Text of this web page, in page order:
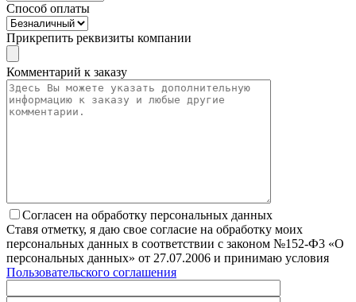
Способ оплаты
Прикрепить реквизиты компании
Комментарий к заказу
Согласен на обработку персональных данных
Ставя отметку, я даю свое согласие на обработку моих
персональных данных в соответствии с законом №152-Ф3 «О
персональных данных» от 27.07.2006 и принимаю условия
Пользовательского соглашения